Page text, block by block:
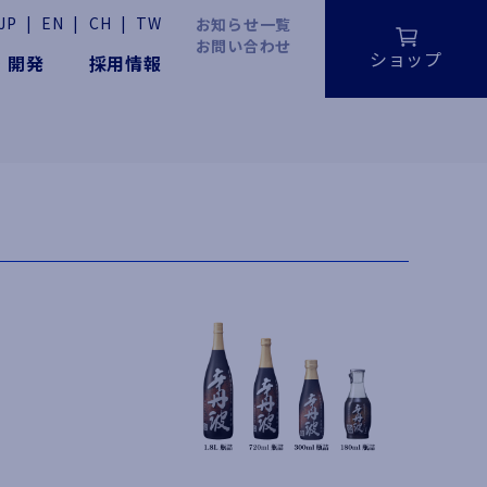
| EN | CH | TW
開発 採用情報
お知らせ一覧
お問い合わせ
ショップ